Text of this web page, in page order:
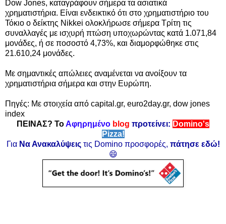
Dow Jones, καταγράφουν σήμερα τα ασιατικά
χρηματιστήρια. Είναι ενδεικτικό ότι στο χρηματιστήριο του
Τόκιο ο δείκτης Nikkei ολοκλήρωσε σήμερα Τρίτη τις
συναλλαγές με ισχυρή πτώση υποχωρώντας κατά 1.071,84
μονάδες, ή σε ποσοστό 4,73%, και διαμορφώθηκε στις
21.610,24 μονάδες.
Με σημαντικές απώλειες αναμένεται να ανοίξουν τα
χρηματιστήρια σήμερα και στην Ευρώπη.
Πηγές: Με στοιχεία από capital.gr, euro2day.gr, dow jones
index
ΠΕΙΝΑΣ? ΤοΑφηρημένο blog προτείνει: Domino's
Pizza!
Για Να Ανακαλύψειςτις Domino προσφορές, πάτησε εδώ!
😄